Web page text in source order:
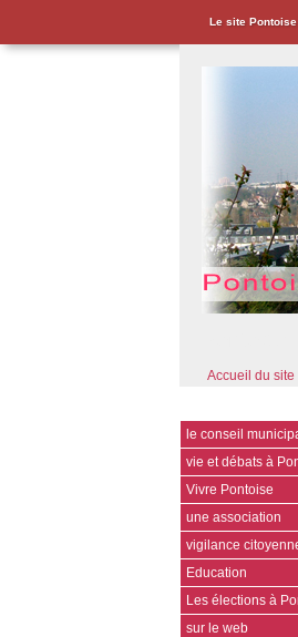
Le site
Accueil du site
le conseil
vie et débats à
Vivre Pontoise
une association
vigilance
Education
Les élections à
sur le web